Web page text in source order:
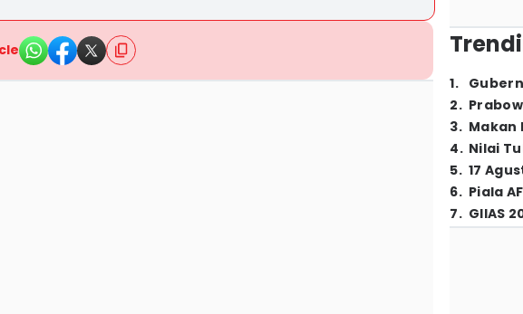
1.
2.
3. Makan
4. Nilai
5. 17
6. Piala
7. GIIAS